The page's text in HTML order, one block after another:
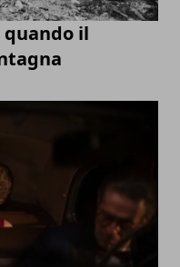
quando il